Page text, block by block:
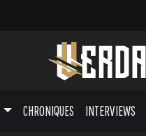
CHRONIQUES INTERVIEWS